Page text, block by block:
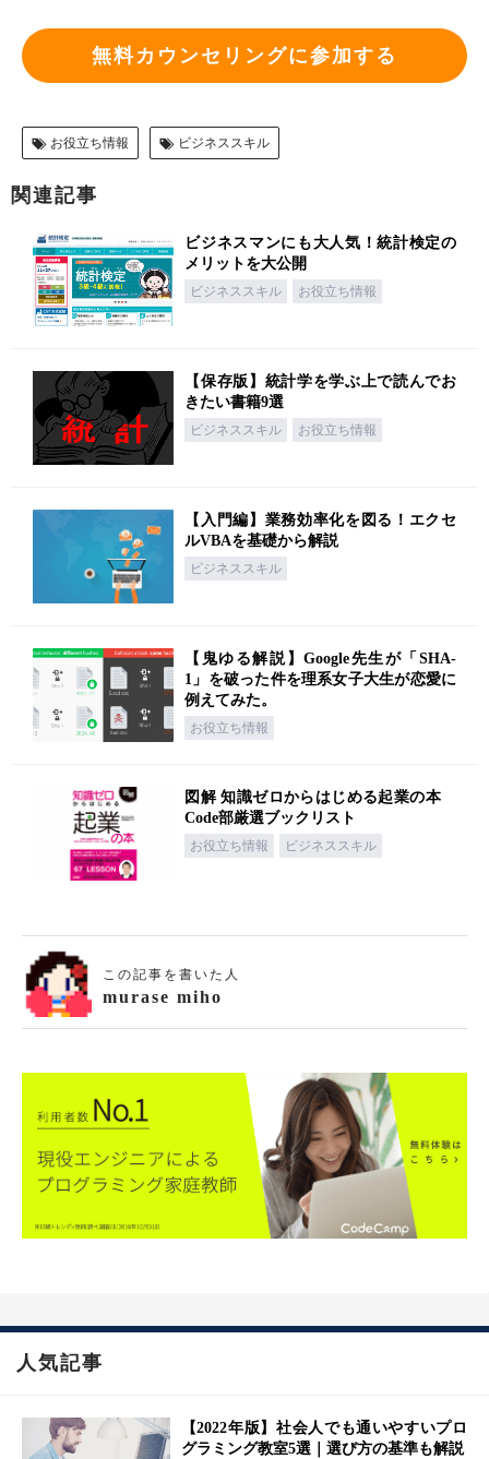
無料カウンセリングに参加する
お役立ち情報 ビジネススキル
関連記事
ビジネスマンにも大人気！統計検定の
メリットを大公開
ビジネススキル お役立ち情報
【保存版】統計学を学ぶ上で読んでお
きたい書籍9選
ビジネススキル お役立ち情報
【入門編】業務効率化を図る！エクセ
ルVBAを基礎から解説
ビジネススキル
【鬼ゆる解説】Google先生が「SHA-
1」を破った件を理系女子大生が恋愛に
例えてみた。
お役立ち情報
図解 知識ゼロからはじめる起業の本
Code部厳選ブックリスト
お役立ち情報 ビジネススキル
この記事を書いた人
murase miho
人気記事
【2022年版】社会人でも通いやすいプロ
グラミング教室5選｜選び方の基準も解説